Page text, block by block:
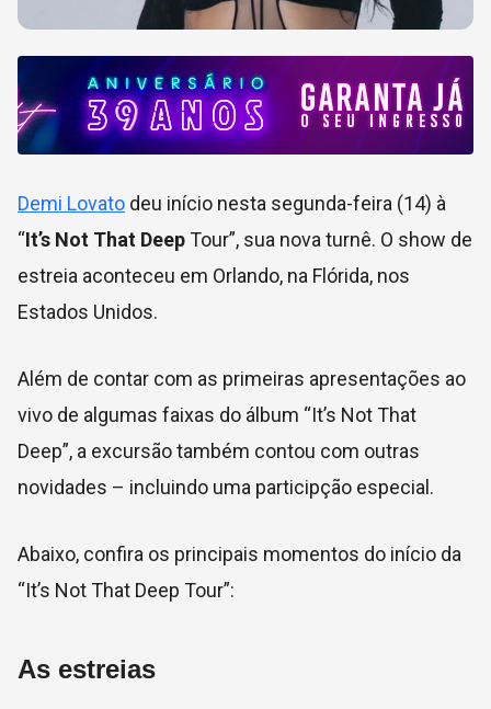
Demi Lovato deu início nesta segunda-feira (14) à
“It’s Not That DeepTour”, sua nova turnê. O show de
estreia aconteceu em Orlando, na Flórida, nos
Estados Unidos.
Além de contar com as primeiras apresentações ao
vivo de algumas faixas do álbum “It’s Not That
Deep”, a excursão também contou com outras
novidades – incluindo uma participção especial.
Abaixo, confira os principais momentos do início da
“It’s Not That Deep Tour”:
As estreias